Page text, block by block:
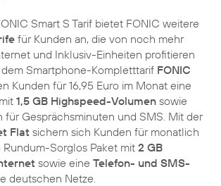
Smart S Tarif bietet FONIC weitere
für Kunden an, die von noch mehr
und Inklusiv-Einheiten profitieren
Smartphone-Kompletttarif FONIC
Kunden für 16,95 Euro im Monat eine
1,5 GB Highspeed-Volumen sowie
für Gesprächsminuten und SMS. Mit der
Flat sichern sich Kunden für monatlich
Rundum-Sorglos Paket mit 2 GB
sowie eine Telefon- und SMS-
deutschen Netze.